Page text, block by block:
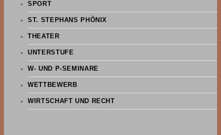
SPORT
ST. STEPHANS PHÖNIX
THEATER
UNTERSTUFE
W- UND P-SEMINARE
WETTBEWERB
WIRTSCHAFT UND RECHT